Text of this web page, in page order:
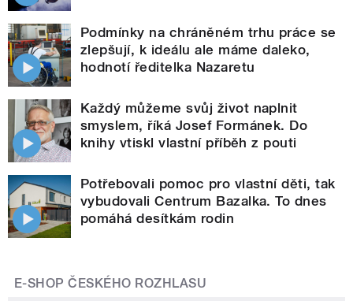
Podmínky na chráněném trhu práce se
zlepšují, k ideálu ale máme daleko,
hodnotí ředitelka Nazaretu
Každý můžeme svůj život naplnit
smyslem, říká Josef Formánek. Do
knihy vtiskl vlastní příběh z pouti
Potřebovali pomoc pro vlastní děti, tak
vybudovali Centrum Bazalka. To dnes
pomáhá desítkám rodin
E-SHOP ČESKÉHO ROZHLASU